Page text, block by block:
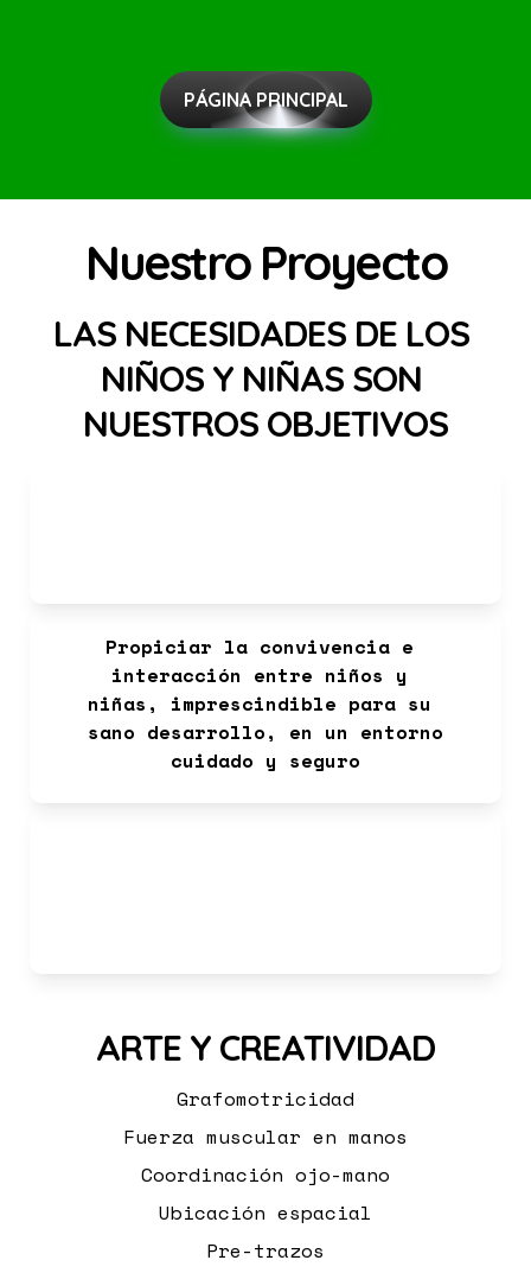
PÁGINA PRINCIPAL
Nuestro Proyecto
LAS NECESIDADES DE LOS
NIÑOS Y NIÑAS SON
NUESTROS OBJETIVOS
Propiciar la convivencia e
interacción entre niños y
niñas, imprescindible para su
sano desarrollo, en un entorno
cuidado y seguro
ARTE Y CREATIVIDAD
Grafomotricidad
Fuerza muscular en manos
Coordinación ojo-mano
Ubicación espacial
Pre-trazos